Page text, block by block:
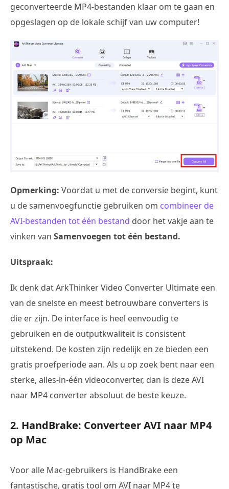
geconverteerde MP4-bestanden klaar om te gaan en
opgeslagen op de lokale schijf van uw computer!
Opmerking: Voordat u met de conversie begint, kunt
u de samenvoegfunctie gebruiken om combineer de
AVI-bestanden tot één bestand door het vakje aan te
vinken van Samenvoegen tot één bestand.
Uitspraak:
Ik denk dat ArkThinker Video Converter Ultimate een
van de snelste en meest betrouwbare converters is
die er zijn. De interface is heel eenvoudig te
gebruiken en de outputkwaliteit is consistent
uitstekend. De kosten zijn redelijk en ze bieden een
gratis proefperiode aan. Als u op zoek bent naar een
sterke, alles-in-één videoconverter, dan is deze AVI
naar MP4 converter absoluut de beste keuze.
2. HandBrake: Converteer AVI naar MP4
op Mac
Voor alle Mac-gebruikers is HandBrake een
fantastische, gratis tool om AVI naar MP4 te